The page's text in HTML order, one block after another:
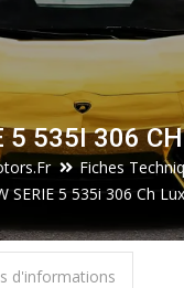
5 535I 306 CH
Fiches
SERIE 5 535i 306 Ch
d'informations